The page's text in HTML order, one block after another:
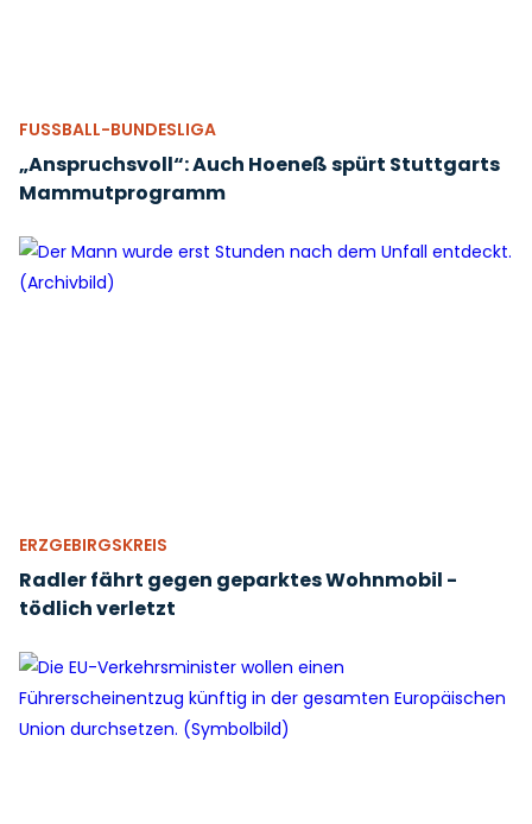
FUSSBALL-BUNDESLIGA
„Anspruchsvoll“: Auch Hoeneß spürt Stuttgarts
Mammutprogramm
ERZGEBIRGSKREIS
Radler fährt gegen geparktes Wohnmobil -
tödlich verletzt